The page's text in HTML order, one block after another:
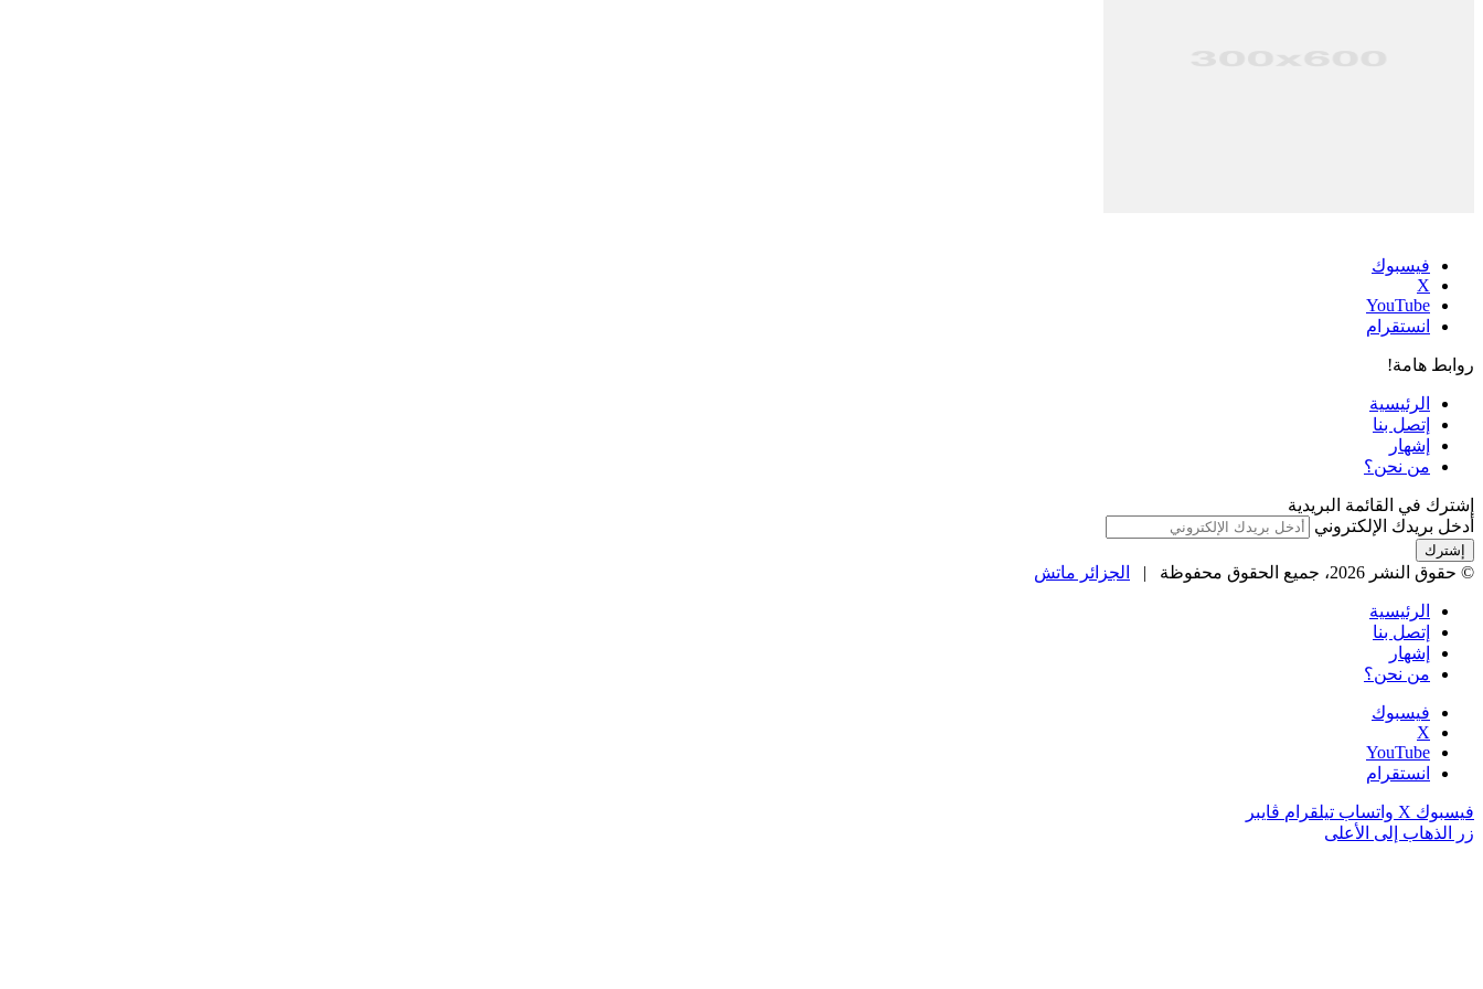
فيسبوك
‫X
‫YouTube
انستقرام
روابط هامة!
الرئيسية
إتصل بنا
إشهار
من نحن؟
إشترك في القائمة البريدية
أدخل بريدك الإلكتروني
© حقوق النشر 2026، جميع الحقوق محفوظة | الجزائر ماتش
الرئيسية
إتصل بنا
إشهار
من نحن؟
فيسبوك
‫X
‫YouTube
انستقرام
فيسبوك ‫X واتساب تيلقرام ڤايبر
زر الذهاب إلى الأعلى